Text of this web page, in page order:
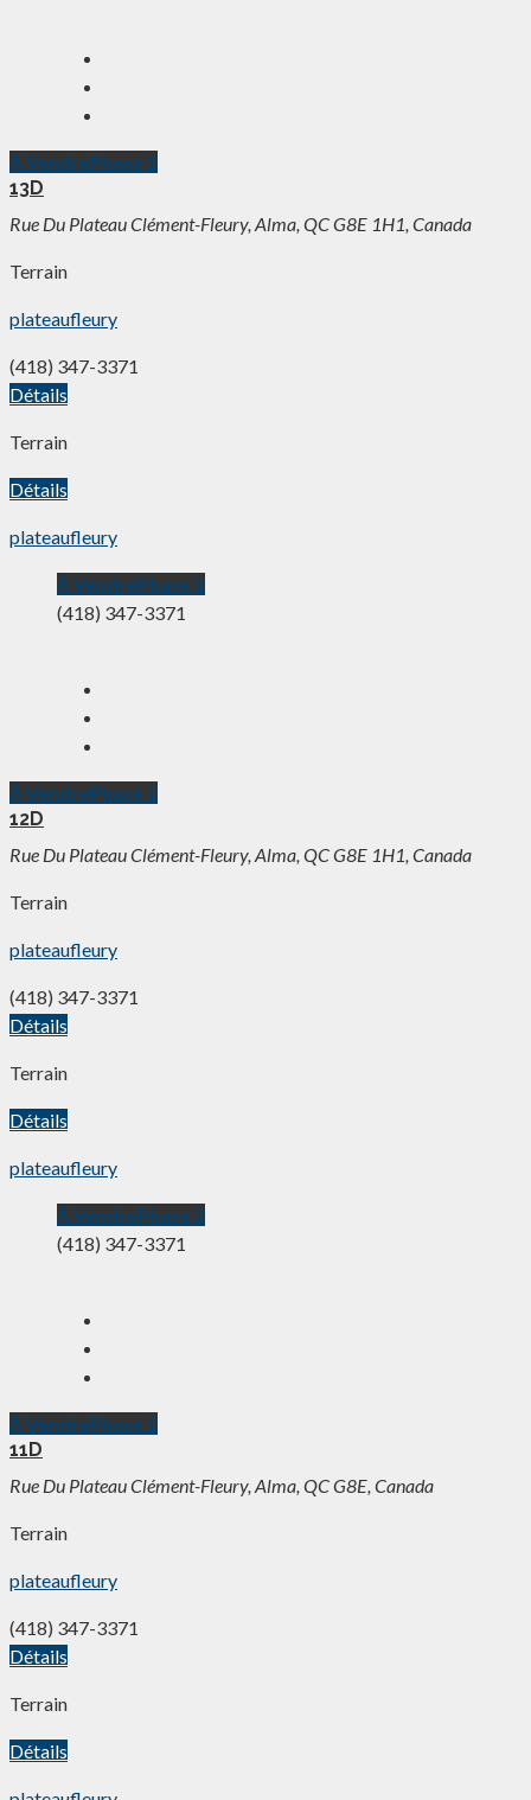
À VendrePhase 2
13D
Rue Du Plateau Clément-Fleury, Alma, QC G8E 1H1, Canada
Terrain
plateaufleury
(418) 347-3371
Détails
Terrain
Détails
plateaufleury
À VendrePhase 2
(418) 347-3371
À VendrePhase 2
12D
Rue Du Plateau Clément-Fleury, Alma, QC G8E 1H1, Canada
Terrain
plateaufleury
(418) 347-3371
Détails
Terrain
Détails
plateaufleury
À VendrePhase 2
(418) 347-3371
À VendrePhase 2
11D
Rue Du Plateau Clément-Fleury, Alma, QC G8E, Canada
Terrain
plateaufleury
(418) 347-3371
Détails
Terrain
Détails